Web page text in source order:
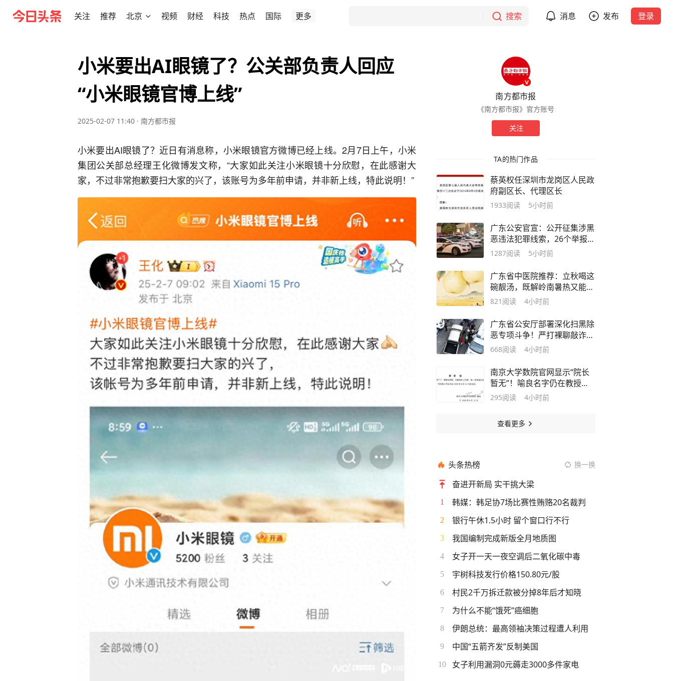
关注 推荐 北京 视频 财经 科技 热点 国际 更多 搜索 消息 发布 登录
小米要出AI眼镜了？公关部负责人回应
“小米眼镜官博上线”
2025-02-07 11:40 · 南方都市报
小米要出AI眼镜了？近日有消息称，小米眼镜官方微博已经上线。2月7日上午，小米
集团公关部总经理王化微博发文称，“大家如此关注小米眼镜十分欣慰，在此感谢大
家，不过非常抱歉要扫大家的兴了，该账号为多年前申请，并非新上线，特此说明！”
南方都市报
《南方都市报》官方账号
关注
TA的热门作品
蔡英权任深圳市龙岗区人民政
府副区长、代理区长
1933阅读 5小时前
广东公安官宣：公开征集涉黑
恶违法犯罪线索，26个举报电
话公布
1287阅读 5小时前
广东省中医院推荐：立秋喝这
碗靓汤，既解岭南暑热又能防
秋燥
821 阅读 4小时前
广东省公安厅部署深化扫黑除
恶专项斗争！严打裸聊敲诈等
犯罪
668阅读 4小时前
南京大学数院官网显示“院长
暂无”！喻良名字仍在教授名
单中
295阅读 4小时前
查看更多
头条热榜 换一换
奋进开新局 实干挑大梁
1 韩媒：韩足协7场比赛性贿赂20名裁判
2 银行午休1.5小时 留个窗口行不行
3 我国编制完成新版全月地质图
4 女子开一天一夜空调后二氧化碳中毒
5 宇树科技发行价格150.80元/股
6 村民2千万拆迁款被分掉8年后才知晓
7 为什么不能“饿死”癌细胞
8 伊朗总统：最高领袖决策过程遭人利用
9 中国“五箭齐发”反制美国
10 女子利用漏洞0元薅走3000多件家电